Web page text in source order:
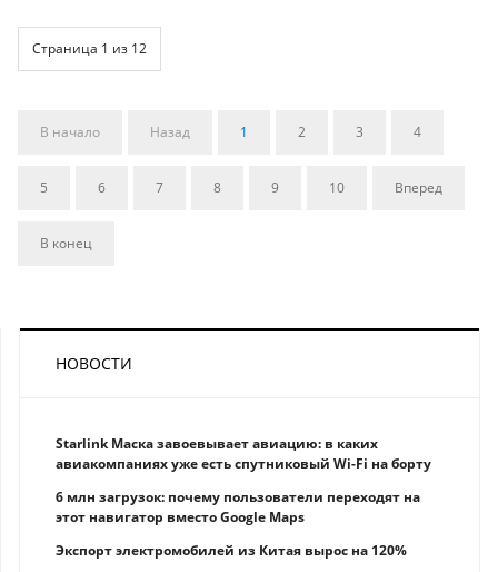
Страница 1 из 12
В начало Назад 1 2 3 4
5 6 7 8 9 10 Вперед
В конец
НОВОСТИ
Starlink Маска завоевывает авиацию: в каких
авиакомпаниях уже есть спутниковый Wi-Fi на борту
6 млн загрузок: почему пользователи переходят на
этот навигатор вместо Google Maps
Экспорт электромобилей из Китая вырос на 120%